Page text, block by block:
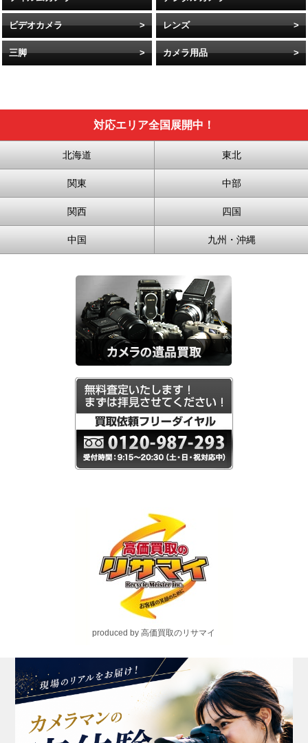
ビデオカメラ レンズ
三脚 カメラ用品
対応エリア全国展開中！
北海道 東北
関東 中部
関西 四国
中国 九州・沖縄
produced by 高価買取のリサマイ